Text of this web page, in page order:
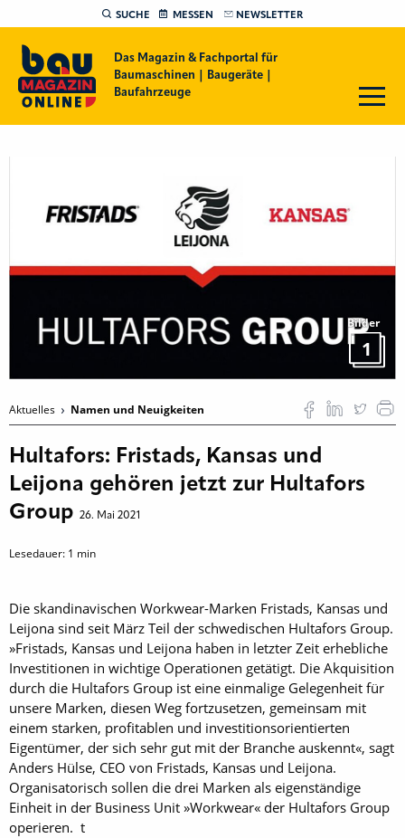
SUCHE MESSEN NEWSLETTER
Das Magazin & Fachportal für
Baumaschinen | Baugeräte |
Baufahrzeuge
Bilder
1
Aktuelles Namen und Neuigkeiten
Hultafors: Fristads, Kansas und
Leijona gehören jetzt zur Hultafors
Group 26. Mai 2021
Lesedauer: 1 min
Die skandinavischen Workwear-Marken Fristads, Kansas und
Leijona sind seit März Teil der schwedischen Hultafors Group.
»Fristads, Kansas und Leijona haben in letzter Zeit erhebliche
Investitionen in wichtige Operationen getätigt. Die Akquisition
durch die Hultafors Group ist eine einmalige Gelegenheit für
unsere Marken, diesen Weg fortzusetzen, gemeinsam mit
einem starken, profitablen und investitionsorientierten
Eigentümer, der sich sehr gut mit der Branche auskennt«, sagt
Anders Hülse, CEO von Fristads, Kansas und Leijona.
Organisatorisch sollen die drei Marken als eigenständige
Einheit in der Business Unit »Workwear« der Hultafors Group
operieren. t